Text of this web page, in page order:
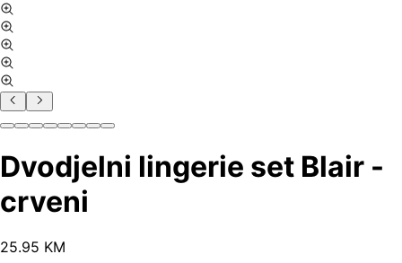
Dvodjelni lingerie set Blair -
crveni
25.95 KM